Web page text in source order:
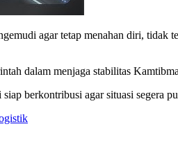
agar tetap menahan diri,
dalam menjaga stabilitas
berkontribusi agar situasi segera